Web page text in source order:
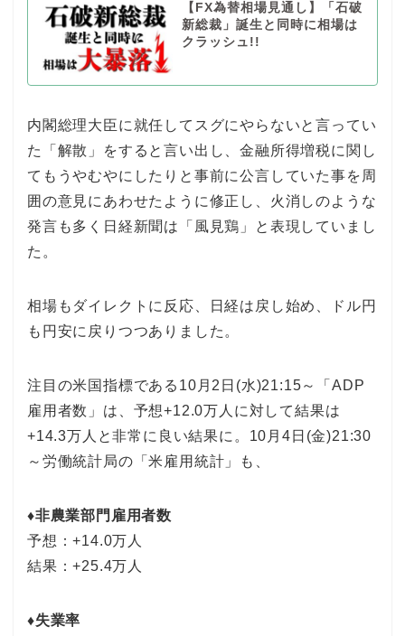
【FX為替相場見通し】「石破
新総裁」誕生と同時に相場は
クラッシュ!!
内閣総理大臣に就任してスグにやらないと言ってい
た「解散」をすると言い出し、金融所得増税に関し
てもうやむやにしたりと事前に公言していた事を周
囲の意見にあわせたように修正し、火消しのような
発言も多く日経新聞は「風見鶏」と表現していまし
た。
相場もダイレクトに反応、日経は戻し始め、ドル円
も円安に戻りつつありました。
注目の米国指標である10月2日(水)21:15～「ADP
雇用者数」は、予想+12.0万人に対して結果は
+14.3万人と非常に良い結果に。10月4日(金)21:30
～労働統計局の「米雇用統計」も、
♦非農業部門雇用者数
予想：+14.0万人
結果：+25.4万人
♦失業率